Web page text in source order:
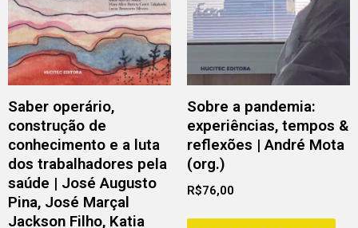
Saber operário,
construção de
conhecimento e a luta
dos trabalhadores pela
saúde | José Augusto
Pina, José Marçal
Jackson Filho, Katia
Sobre a pandemia:
experiências, tempos &
reflexões | André Mota
(org.)
R$76,00